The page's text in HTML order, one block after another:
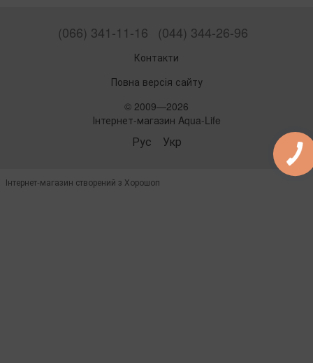
(066) 341-11-16 (044) 344-26-96
Контакти
Повна версія сайту
© 2009—2026
Інтернет-магазин Aqua-Life
Рус Укр
Інтернет-магазин створений з Хорошоп